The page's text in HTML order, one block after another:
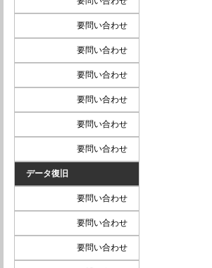
要問い合わせ
要問い合わせ
要問い合わせ
要問い合わせ
要問い合わせ
要問い合わせ
データ復旧
要問い合わせ
要問い合わせ
要問い合わせ